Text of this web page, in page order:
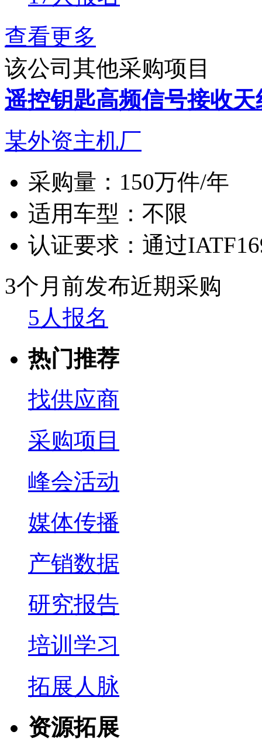
查看更多
该公司其他采购项目
遥控钥匙高频信号接收天
某外资主机厂
采购量： 150万件/年
适用车型： 不限
认证要求： 通过
3个月前发布近期采购
5人报名
热门推荐
找供应商
采购项目
峰会活动
媒体传播
产销数据
研究报告
培训学习
拓展人脉
资源拓展